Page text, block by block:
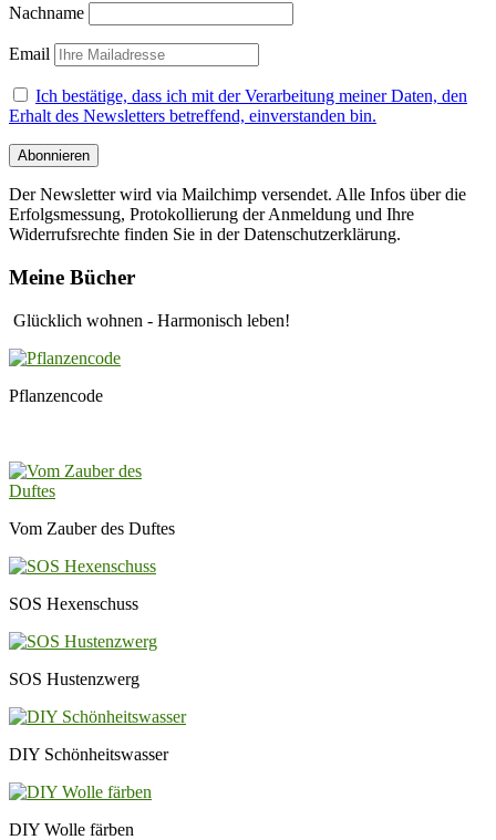
Nachname
Email
Ich bestätige, dass ich mit der Verarbeitung meiner Daten, den
Erhalt des Newsletters betreffend, einverstanden bin.
Der Newsletter wird via Mailchimp versendet. Alle Infos über die
Erfolgsmessung, Protokollierung der Anmeldung und Ihre
Widerrufsrechte finden Sie in der Datenschutzerklärung.
Meine Bücher
Glücklich wohnen - Harmonisch leben!
Pflanzencode
Vom Zauber des Duftes
SOS Hexenschuss
SOS Hustenzwerg
DIY Schönheitswasser
DIY Wolle färben